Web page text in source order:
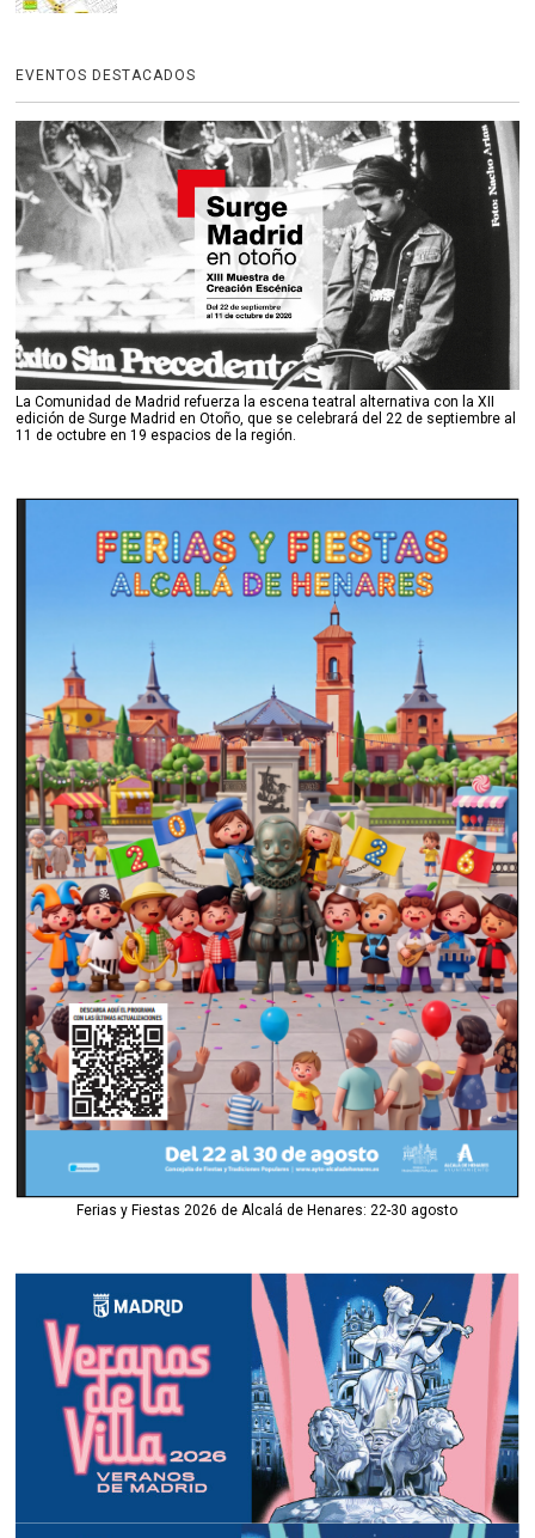
EVENTOS DESTACADOS
La Comunidad de Madrid refuerza la escena teatral alternativa con la XII
edición de Surge Madrid en Otoño, que se celebrará del 22 de septiembre al
11 de octubre en 19 espacios de la región.
Ferias y Fiestas 2026 de Alcalá de Henares: 22-30 agosto